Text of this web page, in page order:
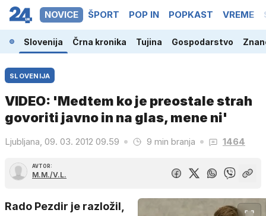
NOVICE ŠPORT POP IN POPKAST VREME
Slovenija Črna kronika Tujina Gospodarstvo
SLOVENIJA
VIDEO: 'Medtem ko je preostale strah
govoriti javno in na glas, mene ni'
Ljubljana, 09. 03. 2012 09.59 9 min branja 1464
AVTOR:
M.M./V.L.
Rado Pezdir je razložil,